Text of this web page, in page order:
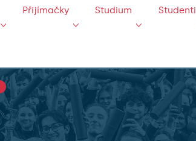
Přijímačky Studium Studenti